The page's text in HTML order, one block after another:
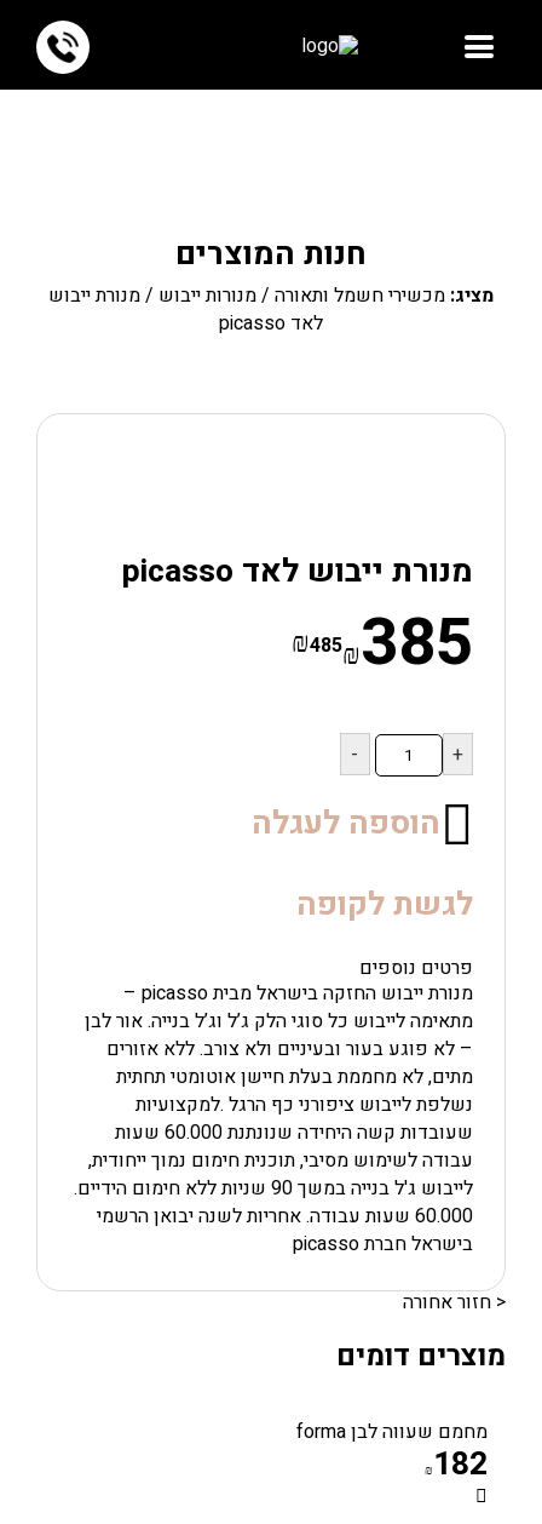
חנות המוצרים
מציג: מכשירי חשמל ותאורה /מנורות ייבוש / מנורת ייבוש
לאד picasso
מנורת ייבוש לאד picasso
₪385
₪485
כמות
של
ייבוש
לאד
הוספה לעגלה
לגשת לקופה
פרטים נוספים
מנורת ייבוש החזקה בישראל מבית picasso –
מתאימה לייבוש כל סוגי הלק ג’ל וג’ל בנייה. אור לבן
– לא פוגע בעור ובעיניים ולא צורב. ללא אזורים
מתים, לא מחממת בעלת חיישן אוטומטי תחתית
נשלפת לייבוש ציפורני כף הרגל .למקצועיות
שעובדות קשה היחידה שנונתנת 60.000 שעות
עבודה לשימוש מסיבי, תוכנית חימום נמוך ייחודית,
לייבוש ג'ל בנייה במשך 90 שניות ללא חימום הידיים.
60.000 שעות עבודה. אחריות לשנה יבואן הרשמי
בישראל חברת picasso
< חזור אחורה
מוצרים דומים
מחמם שעווה לבן forma
₪ 182